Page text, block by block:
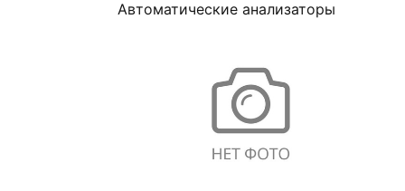
Автоматические анализаторы